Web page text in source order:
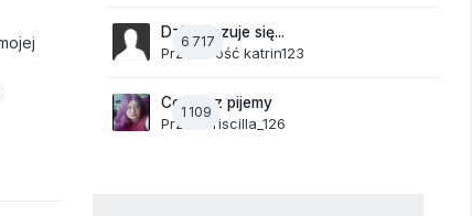
6 717
Dzisiaj czuje się...
Przez Gość katrin123
1 109
Co teraz pijemy
Przez
Priscilla_126